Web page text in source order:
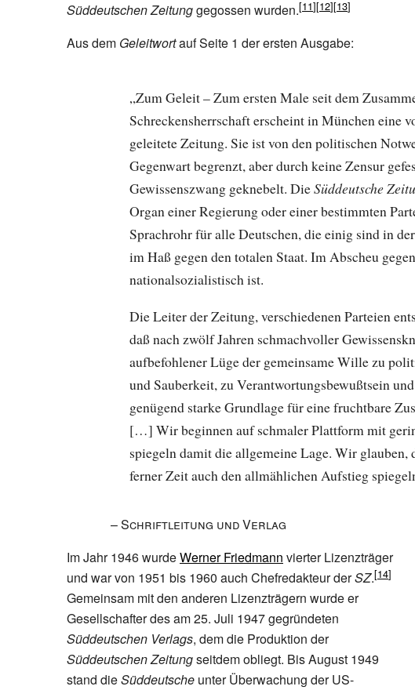
Süddeutschen Zeitunggegossen wurden.
Aus dem Geleitwortauf Seite 1 der ersten Ausgabe:
„Zum Geleit – Zum ersten Male seit dem
Schreckensherrschaft erscheint in München eine
geleitete Zeitung. Sie ist von den politischen
Gegenwart begrenzt, aber durch keine Zensur
Gewissenszwang geknebelt. DieSüddeutsche
Organ einer Regierung oder einer bestimmten
Sprachrohr für alle Deutschen, die einig sind in
im Haß gegen den totalen Staat. Im Abscheu
nationalsozialistisch ist.
Die Leiter der Zeitung, verschiedenen Parteien
daß nach zwölf Jahren schmachvoller
aufbefohlener Lüge der gemeinsame Wille zu
und Sauberkeit, zu Verantwortungsbewußtsein
genügend starke Grundlage für eine fruchtbare
[…] Wir beginnen auf schmaler Plattform mit
spiegeln damit die allgemeine Lage. Wir
ferner Zeit auch den allmählichen Aufstieg
–Schriftleitung und Verlag
Im Jahr 1946 wurdeWerner Friedmann vierter Lizenzträger
und war von 1951 bis 1960 auch Chefredakteur derSZ.
Gemeinsam mit den anderen Lizenzträgern wurde er
Gesellschafter des am 25. Juli 1947 gegründeten
Süddeutschen Verlags, dem die Produktion der
Süddeutschen Zeitungseitdem obliegt. Bis August 1949
stand dieSüddeutsche unter Überwachung der US-